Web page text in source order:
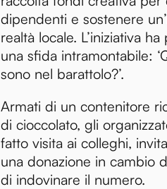
dipendenti e sostenere
realtà locale. L’iniziativa
una sfida intramontabile:
sono nel barattolo?’.
Armati di un contenitore
di cioccolato, gli
fatto visita ai colleghi,
una donazione in cambio
di indovinare il numero.